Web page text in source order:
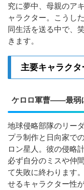
究に夢中、母親のア
ャラクター。こうし
同生活を送る中で、
きます。
主要キャラクタ
ケロロ軍曹——最弱
地球侵略部隊のリー
プラ制作と日向家で
ロン星人。彼の侵略
必ず自分のミスや仲
て失敗に終わります
せるキャラクター性